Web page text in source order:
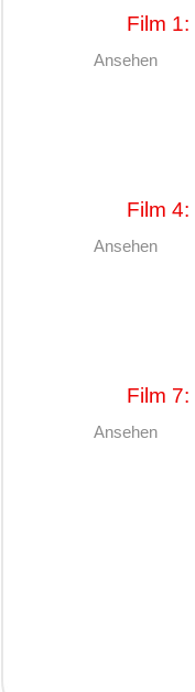
Film 1:
Ansehen
Film 4:
Ansehen
Film 7:
Ansehen